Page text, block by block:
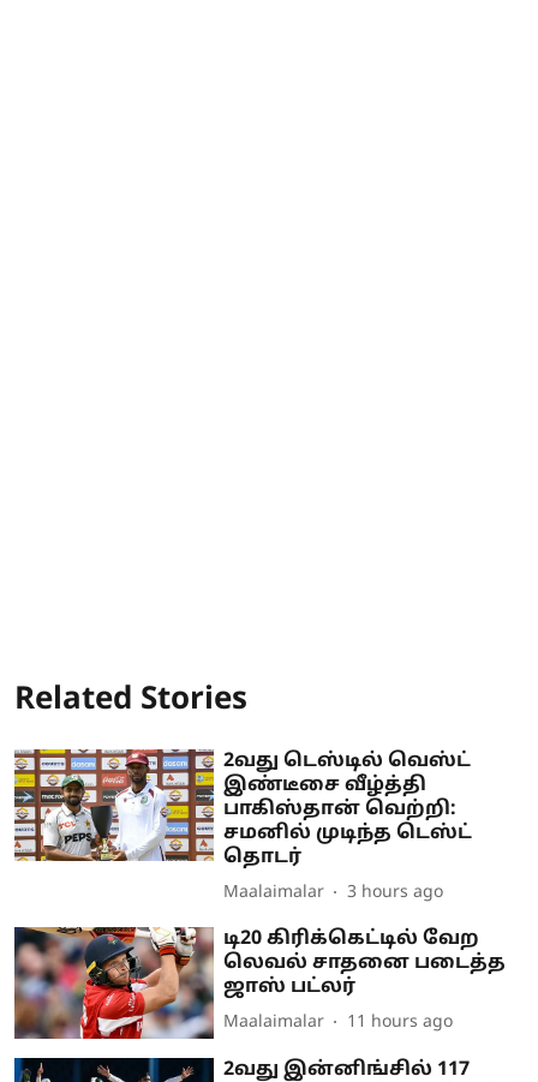
Related Stories
2வது டெஸ்டில் வெஸ்ட்
இண்டீசை வீழ்த்தி
பாகிஸ்தான் வெற்றி:
சமனில் முடிந்த டெஸ்ட்
தொடர்
Maalaimalar 3 hours ago
டி20 கிரிக்கெட்டில் வேற
லெவல் சாதனை படைத்த
ஜாஸ் பட்லர்
Maalaimalar 11 hours ago
2வது இன்னிங்சில் 117